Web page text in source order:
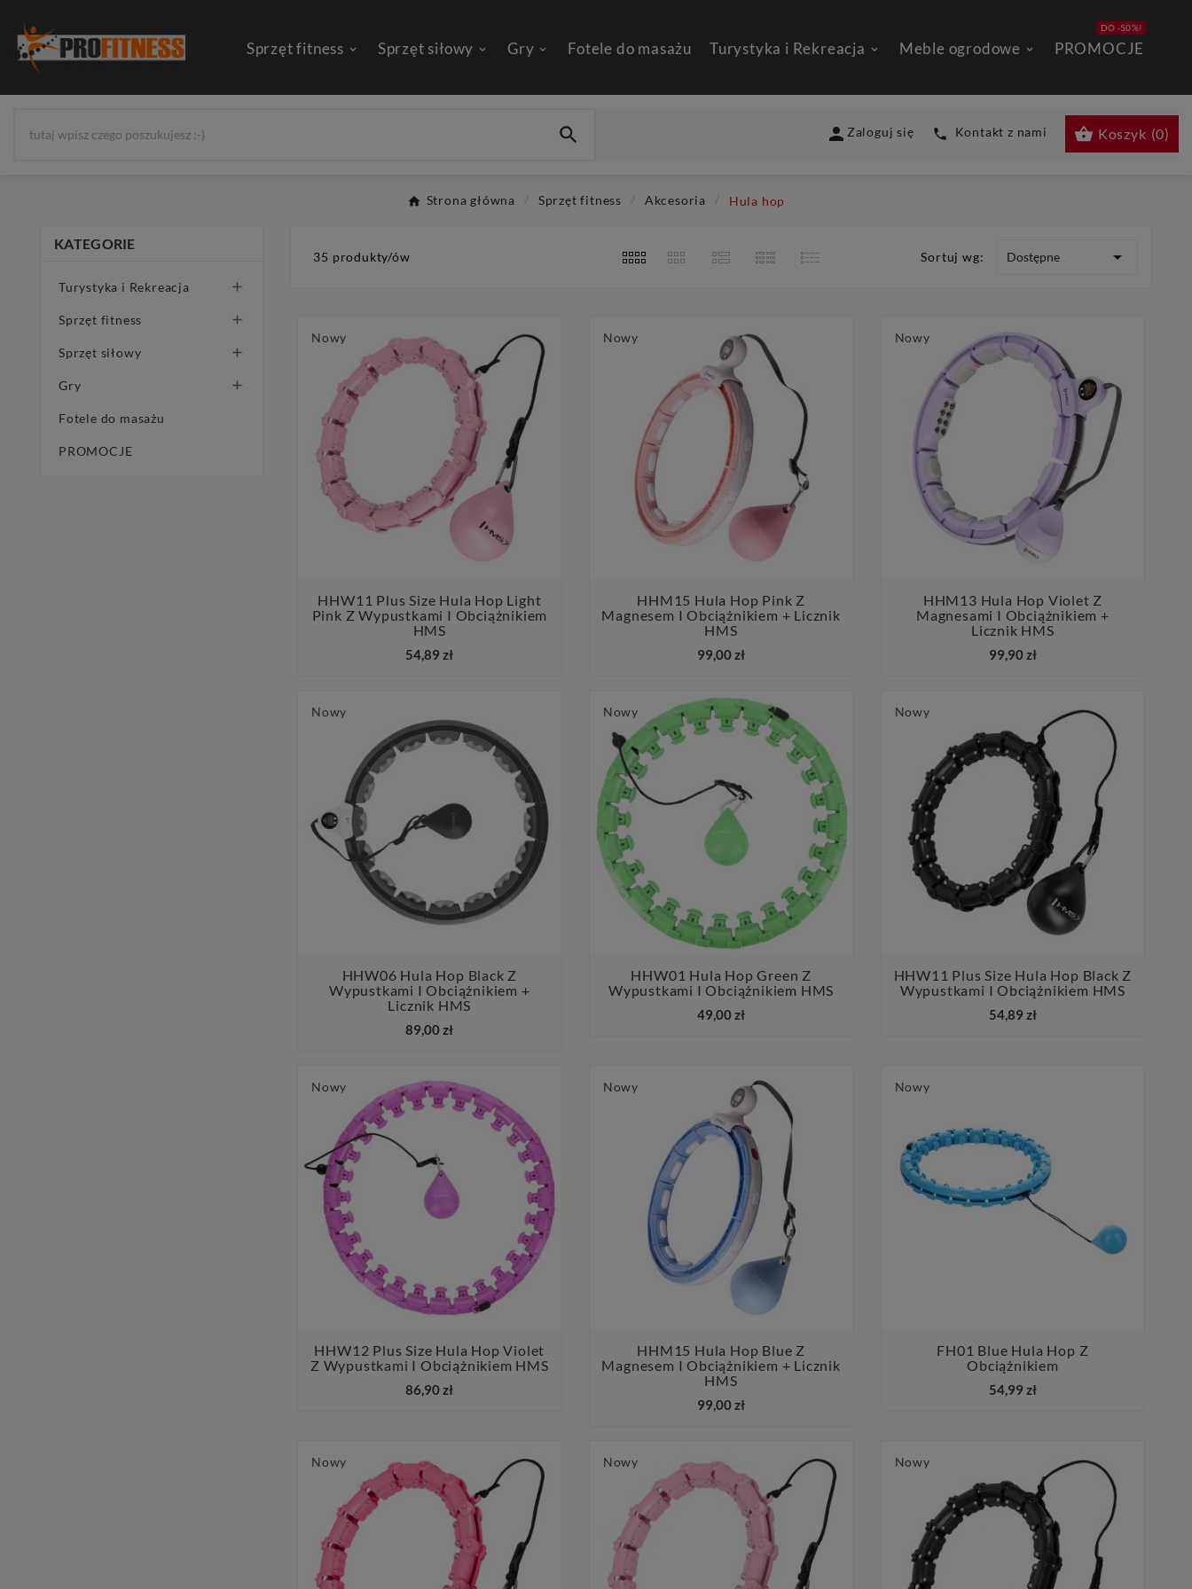
Sprzęt fitness Sprzęt siłowy Gry Fotele do masażu Turystyka i Rekreacja Meble ogrodowe PROMOCJE
DO -50%!
  Zaloguj się  Kontakt z nami  Koszyk (0)
Strona główna Sprzęt fitness Akcesoria Hula hop
KATEGORIE
Turystyka i Rekreacja 
Sprzęt fitness 
Sprzęt siłowy 
Gry 
Fotele do masażu
PROMOCJE
35 produkty/ów Sortuj wg: Dostępne 
Nowy
 
HHW11 Plus Size Hula Hop Light
Pink Z Wypustkami I Obciążnikiem
HMS
54,89 zł
Nowy
 
HHM15 Hula Hop Pink Z
Magnesem I Obciążnikiem + Licznik
HMS
99,00 zł
Nowy
 
HHM13 Hula Hop Violet Z
Magnesami I Obciążnikiem +
Licznik HMS
99,90 zł
Nowy
 
HHW06 Hula Hop Black Z
Wypustkami I Obciążnikiem +
Licznik HMS
89,00 zł
Nowy
 
HHW01 Hula Hop Green Z
Wypustkami I Obciążnikiem HMS
49,00 zł
Nowy
 
HHW11 Plus Size Hula Hop Black Z
Wypustkami I Obciążnikiem HMS
54,89 zł
Nowy
 
HHW12 Plus Size Hula Hop Violet
Z Wypustkami I Obciążnikiem HMS
86,90 zł
Nowy
 
HHM15 Hula Hop Blue Z
Magnesem I Obciążnikiem + Licznik
HMS
99,00 zł
Nowy
 
FH01 Blue Hula Hop Z
Obciążnikiem
54,99 zł
Nowy Nowy Nowy